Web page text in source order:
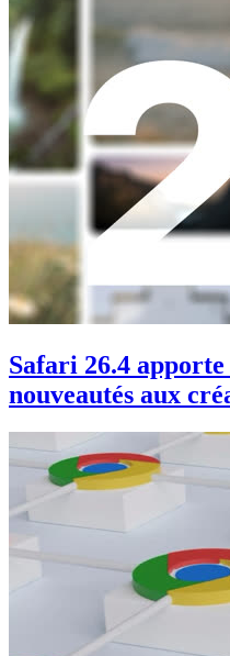
Safari 26.4 apporte
nouveautés aux